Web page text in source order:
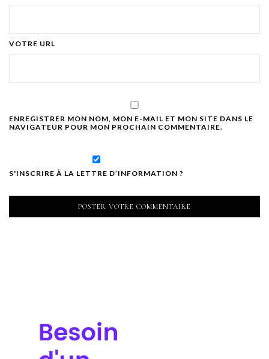
VOTRE URL
ENREGISTRER MON NOM, MON E-MAIL ET MON SITE DANS LE
NAVIGATEUR POUR MON PROCHAIN COMMENTAIRE.
S'INSCRIRE À LA LETTRE D’INFORMATION ?